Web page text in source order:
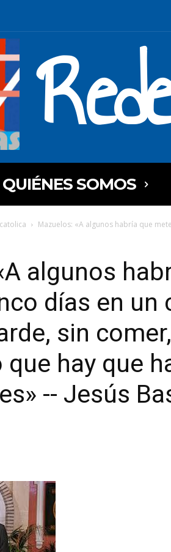
QUIÉNES SOMOS
Mazuelos: «A algunos habría que
algunos
días en un
sin
que hay que
-- Jesús